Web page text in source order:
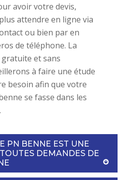
avoir votre devis,
attendre en ligne via
ou bien par en
de téléphone. La
gratuite et sans
à faire une étude
besoin afin que votre
se fasse dans les
PN BENNE EST UNE
DEMANDES DE